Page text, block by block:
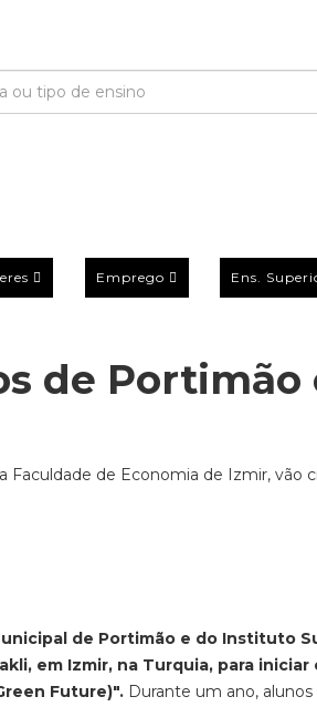
Emprego Ens.
de Portimão
Faculdade de Economia de Izmir, vão
de Portimão e do Instituto
em Izmir, na Turquia, para iniciar
Future)". Durante um ano, alunos